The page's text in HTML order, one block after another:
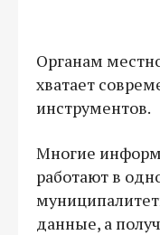
Органам
хватает
инструментов.
Многие
работают в
данные, а